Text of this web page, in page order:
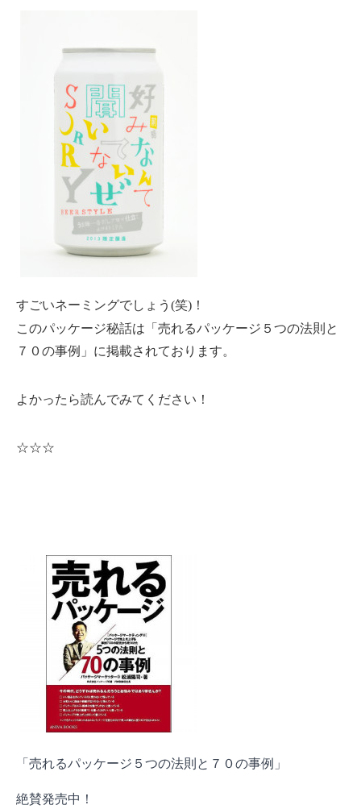
すごいネーミングでしょう(笑)！
このパッケージ秘話は「売れるパッケージ５つの法則と
７０の事例」に掲載されております。
よかったら読んでみてください！
☆☆☆
「売れるパッケージ５つの法則と７０の事例」
絶賛発売中！